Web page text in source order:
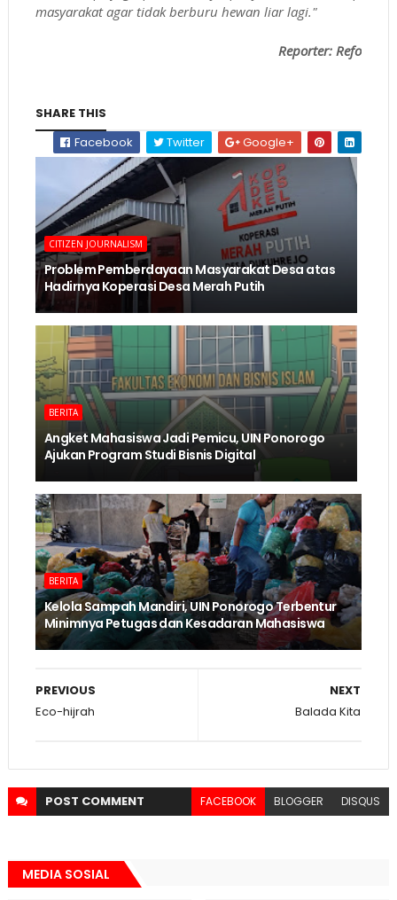
masyarakat agar tidak berburu hewan liar lagi."
Reporter: Refo
SHARE THIS
Facebook
Twitter Google+
CITIZEN JOURNALISM
Problem Pemberdayaan Masyarakat Desa atas
Hadirnya Koperasi Desa Merah Putih
BERITA
Angket Mahasiswa Jadi Pemicu, UIN Ponorogo
Ajukan Program Studi Bisnis Digital
BERITA
Kelola Sampah Mandiri, UIN Ponorogo Terbentur
Minimnya Petugas dan Kesadaran Mahasiswa
NEXT
Balada Kita
PREVIOUS
Eco-hijrah
POST COMMENT FACEBOOK BLOGGER DISQUS
MEDIA SOSIAL